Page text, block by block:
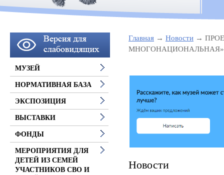
Главная Новости
МНОГОНАЦИОНАЛЬНАЯ»
Новости
МУЗЕЙ
НОРМАТИВНАЯ БАЗА
ЭКСПОЗИЦИЯ
ВЫСТАВКИ
ФОНДЫ
МЕРОПРИЯТИЯ ДЛЯ
ДЕТЕЙ ИЗ СЕМЕЙ
УЧАСТНИКОВ СВО И